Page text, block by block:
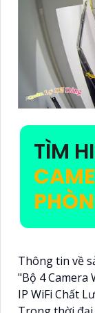
TÌM
Thông tin về
"Bộ 4 Camera
IP WiFi Chất